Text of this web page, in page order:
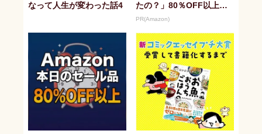
なって人生が変わった話4
たの？」80％OFF以上が
続々登場！Amazonの本気
PR(Amazon)